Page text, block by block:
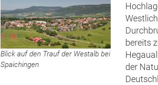
Blick auf den Trauf der Westalb bei
Spaichingen
bereits
der